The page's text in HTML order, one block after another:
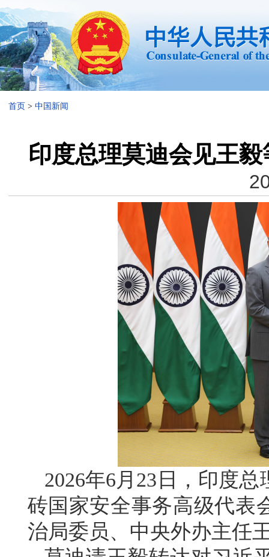
首页 > 中国新闻
印度总理莫迪会见王
2026年6月23日，印度
砖国家安全事务高级代表
治局委员、中央外办主任